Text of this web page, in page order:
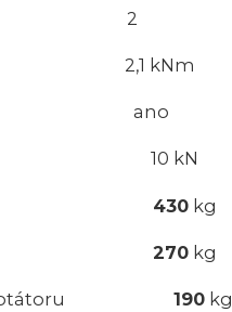
2
kNm
ano
10 kN
rotátoru 430 kg
rotátoru 270 kg
a rotátoru 190 kg